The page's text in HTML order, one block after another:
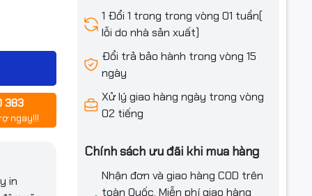
383
ngay!!!
in
1 Đổi 1 trong trong vòng 01 tuần(
lỗi do nhà sản xuất)
Đổi trả bảo hành trong vòng 15
ngày
Xử lý giao hàng ngày trong vòng
02 tiếng
Chính sách ưu đãi khi mua hàng
Nhận đơn và giao hàng COD trên
toàn Quốc. Miễn phí giao hàng
1673,
SCX-